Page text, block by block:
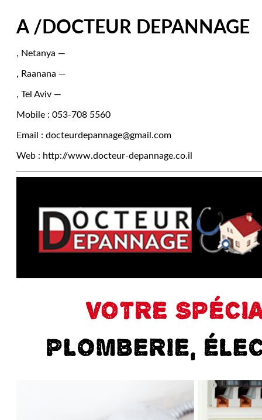
A /DOCTEUR DEPANNAGE
, Netanya —
, Raanana —
, Tel Aviv —
Mobile : 053-708 5560
Email : docteurdepannage@gmail.com
Web : http://www.docteur-depannage.co.il